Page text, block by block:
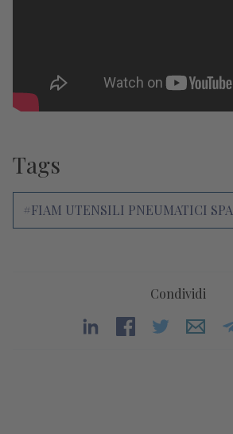
Tags
#FIAM UTENSILI PNEUMATICI SPA
Condividi